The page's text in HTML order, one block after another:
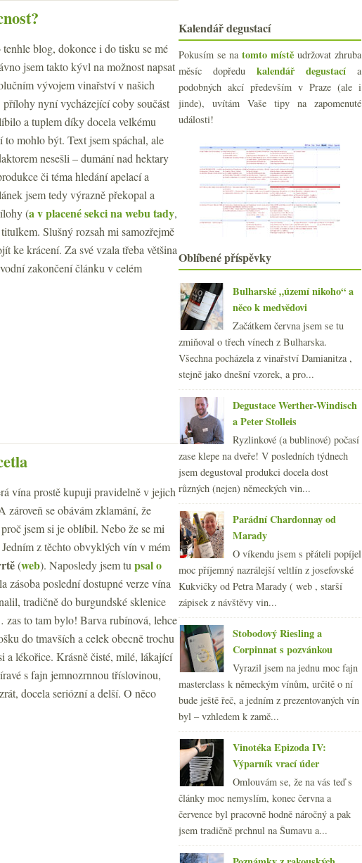
blog, dokonce i do tisku se mé
jsem takto kývl na možnost napsat
vývojem vinařství v našich
nyní vycházející coby součást
a tuplem díky docela velkému
mohlo být. Text jsem spáchal, ale
nesešli – dumání nad hektary
či téma hledání apelací a
jsem tedy výrazně překopal a
(a v placené sekci na webu tady,
Slušný rozsah mi samozřejmě
ke krácení. Za své vzala třeba většina
zakončení článku v celém
vína prostě kupuji pravidelně v jejich
zároveň se obávám zklamání, že
jsem si je oblíbil. Nebo že se mi
z těchto obvyklých vín v mém
(web). Naposledy jsem tu psal o
zásoba poslední dostupné verze vína
tradičně do burgundské sklenice
to tam bylo! Barva rubínová, lehce
do tmavších a celek obecně trochu
a lékořice. Krásně čisté, milé, lákající
s fajn jemnozrnnou tříslovinou,
docela seriózní a delší. O něco
►2020(239)
►2019 (238)
►2018(240)
►2017(240)
►2016(250)
►2015
2013(249)
2012(254)
2011(252)
2010(249)
2009(249)
►2007 (108)
Kalendář degustací
Pokusím se na tomto místě udržovat zhruba
měsíc dopředu kalendář degustacía
podobných akcí především v Praze (ale i
jinde), uvítám Vaše tipy na zapomenuté
události!
Oblíbené příspěvky
Bulharské „území nikoho“ a
něco k medvědovi
Začátkem června jsem se tu
zmiňoval o třech vínech z Bulharska.
Všechna pocházela z vinařství Damianitza ,
stejně jako dnešní vzorek, a pro...
Degustace Werther-Windisch
a Peter Stolleis
Ryzlinkové (a bublinové) počasí
zase klepe na dveře! V posledních týdnech
jsem degustoval produkci docela dost
různých (nejen) německých vin...
Parádní Chardonnay od
Marady
O víkendu jsem s přáteli popíjel
moc příjemný nazrálejší veltlín z josefovské
Kukvičky od Petra Marady ( web , starší
zápisek z návštěvy vin...
Stobodový Riesling a
Corpinnat s pozvánkou
Vyrazil jsem na jednu moc fajn
masterclass k německým vínům, určitě o ní
bude ještě řeč, a jedním z prezentovaných vín
byl – vzhledem k zamě...
Vinotéka Epizoda IV:
Výparník vrací úder
Omlouvám se, že na vás teď s
články moc nemyslím, konec června a
července byl pracovně hodně náročný a pak
jsem tradičně prchnul na Šumavu a...